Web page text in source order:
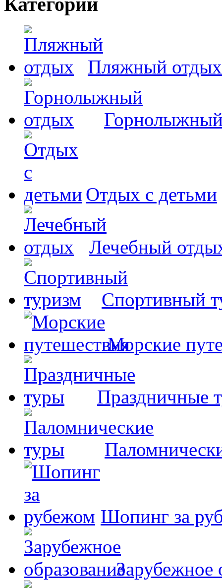
Пляжный отдых
Отдых с детьми
Лечебный
Спортивный
Морские
Праздничные
Шопинг за
Зарубежное